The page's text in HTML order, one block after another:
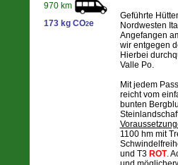
970 km
173 kg CO2e
Geführte
Nordwesten
Angefangen
wir entgegen
Hierbei
Valle Po.
Mit jedem
reicht vom
bunten
1100 hm mit
und T3 ROT.